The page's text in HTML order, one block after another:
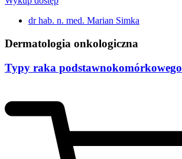
dr hab. n. med. Marian Simka
Dermatologia onkologiczna
Typy raka podstawnokomórkowego